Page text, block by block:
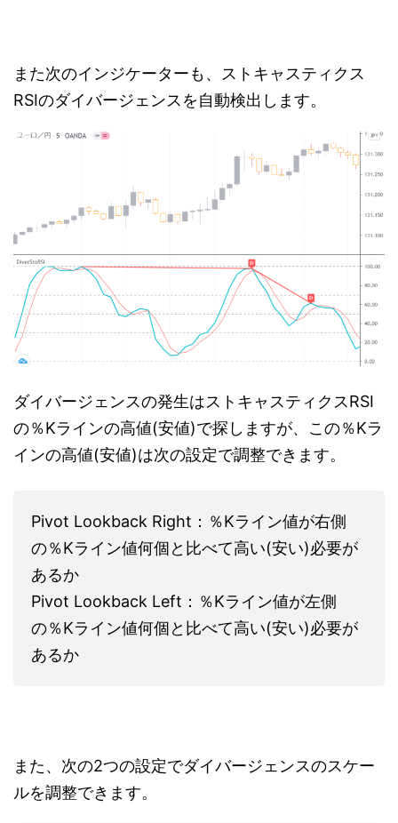
また次のインジケーターも、ストキャスティクス
RSIのダイバージェンスを自動検出します。
ダイバージェンスの発生はストキャスティクスRSI
の％Kラインの高値(安値)で探しますが、この％Kラ
インの高値(安値)は次の設定で調整できます。
Pivot Lookback Right：％Kライン値が右側
の％Kライン値何個と比べて高い(安い)必要が
あるか
Pivot Lookback Left：％Kライン値が左側
の％Kライン値何個と比べて高い(安い)必要が
あるか
また、次の2つの設定でダイバージェンスのスケー
ルを調整できます。